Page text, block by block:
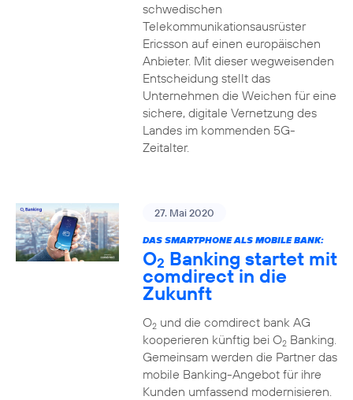
schwedischen
Telekommunikationsausrüster
Ericsson auf einen europäischen
Anbieter. Mit dieser wegweisenden
Entscheidung stellt das
Unternehmen die Weichen für eine
sichere, digitale Vernetzung des
Landes im kommenden 5G-
Zeitalter.
27. Mai 2020
DAS SMARTPHONE ALS MOBILE BANK:
O2 Banking startet mit
comdirect in die
Zukunft
O2und die comdirect bank AG
kooperieren künftig bei O2Banking.
Gemeinsam werden die Partner das
mobile Banking-Angebot für ihre
Kunden umfassend modernisieren.